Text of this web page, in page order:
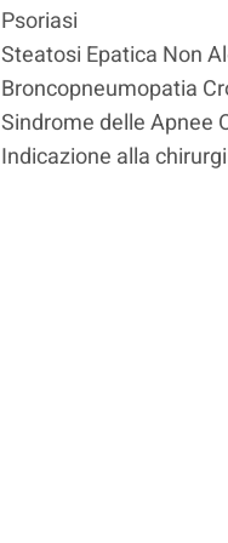
Psoriasi
Steatosi Epatica Non
Broncopneumopatia
Sindrome delle Apnee
Indicazione alla